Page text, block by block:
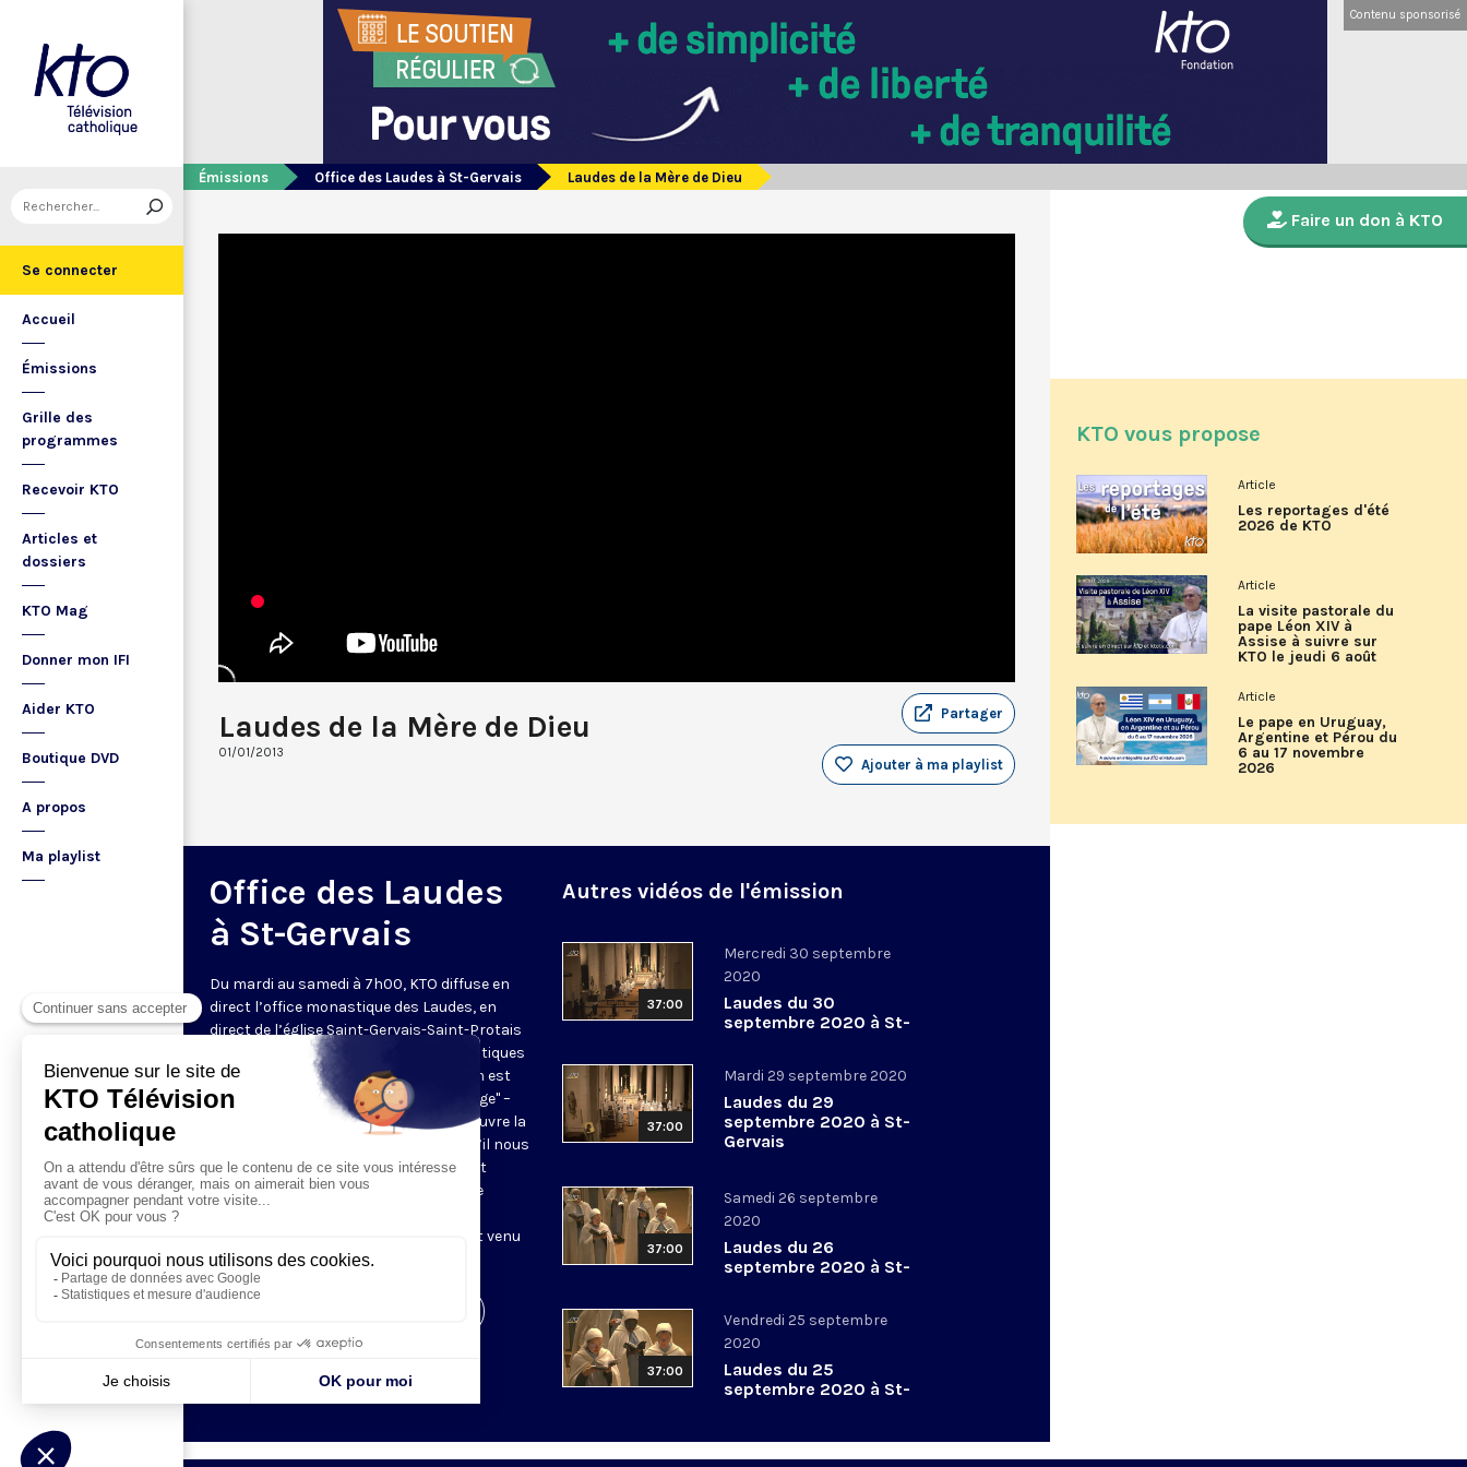
Se connecter
Accueil
Émissions
Grille des
programmes
Recevoir KTO
Articles et
dossiers
KTO Mag
Donner mon IFI
Aider KTO
Boutique DVD
A propos
Ma playlist
Contenu sponsorisé
Émissions Office des Laudes à St-Gervais Laudes de la Mère de Dieu
Laudes de la Mère de Dieu
01/01/2013
Partager
Ajouter à ma playlist
Office des Laudes
à St-Gervais
Du mardi au samedi à 7h00, KTO diffuse en
direct l’office monastique des Laudes, en
direct de l’église Saint-Gervais-Saint-Protais
(Paris IVe), avec les Fraternités Monastiques
de Jérusalem. Les Laudes – dont le nom est
dérivé du terme latin qui signifie "louange" –
sont d’abord la prière de louange qui ouvre la
journée pour remercier Dieu du don qu’il nous
fait de ce jour nouveau, et le placer tout
entier sous son regard. Mais son heure
Résurrection du Seigneur, "soleil levant venu
nous visiter" (Lc 1,28).
Autres vidéos de l'émission
37:00
Mercredi 30 septembre
2020
Laudes du 30
septembre 2020 à St-
37:00
Mardi 29 septembre 2020
Laudes du 29
septembre 2020 à St-
Gervais
37:00
Samedi 26 septembre
2020
Laudes du 26
septembre 2020 à St-
37:00
Vendredi 25 septembre
2020
Laudes du 25
septembre 2020 à St-
Faire un don à KTO
KTO vous propose
Article
Les reportages d'été
2026 de KTO
Article
La visite pastorale du
pape Léon XIV à
Assise à suivre sur
KTO le jeudi 6 août
Article
Le pape en Uruguay,
Argentine et Pérou du
6 au 17 novembre
2026